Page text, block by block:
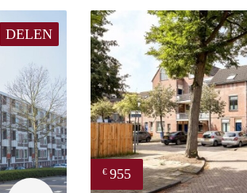
DELEN
Woning
€ 955